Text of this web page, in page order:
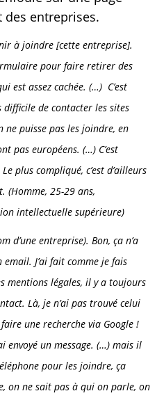
des entreprises.
à joindre [cette entreprise].
pour faire retirer des
est assez cachée. (…) C’est
difficile de contacter les sites
puisse pas les joindre, en
pas européens. (…) C’est
plus compliqué, c’est d’ailleurs
(Homme, 25-29 ans,
intellectuelle supérieure)
d’une entreprise). Bon, ça n’a
J’ai fait comme je fais
mentions légales, il y a toujours
Là, je n’ai pas trouvé celui
une recherche via Google !
envoyé un message. (…) mais il
pour les joindre, ça
on ne sait pas à qui on parle, on